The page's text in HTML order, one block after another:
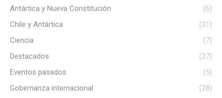
Antártica y Nueva Constitución
(6)
Chile y Antártica
(31)
Ciencia
(7)
Destacados
(27)
Eventos pasados
(5)
Gobernanza internacional
(28)